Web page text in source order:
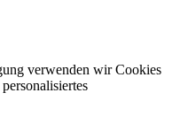
verwenden wir Cookies